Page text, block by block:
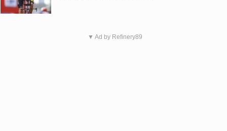
▼ Ad by Refinery89